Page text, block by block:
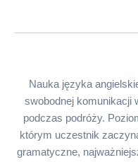
Co obejmuje
Ile słów zna osoba
Czy poziom A1
Nauka języka
swobodnej komunikacji
podczas podróży.
którym uczestnik
gramatyczne,